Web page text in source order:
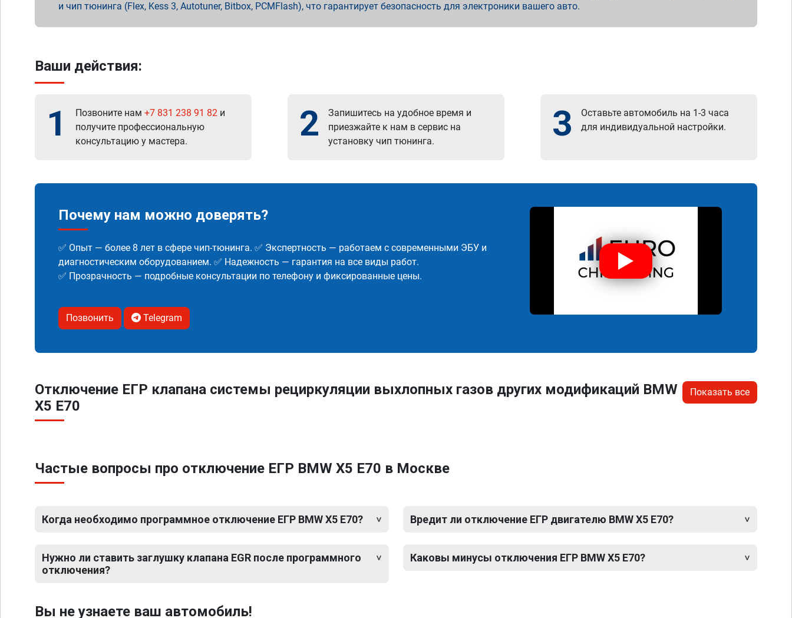
и чип тюнинга (Flex, Kess 3, Autotuner, Bitbox, PCMFlash), что гарантирует безопасность для электроники вашего авто.
Ваши действия:
1 Позвоните нам +7 831 238 91 82 и
получите профессиональную
консультацию у мастера.
2
Запишитесь на удобное время и
приезжайте к нам в сервис на
установку чип тюнинга.
3
Оставьте автомобиль на 1-3 часа
для индивидуальной настройки.
Почему нам можно доверять?
✅ Опыт — более 8 лет в сфере чип-тюнинга. ✅ Экспертность — работаем с современными ЭБУ и
диагностическим оборудованием. ✅ Надежность — гарантия на все виды работ.
✅ Прозрачность — подробные консультации по телефону и фиксированные цены.
Позвонить Telegram
Отключение ЕГР клапана системы рециркуляции выхлопных газов других модификаций BMW
X5 E70
Показать все
Частые вопросы про отключение ЕГР BMW X5 E70 в Москве
Когда необходимо программное отключение ЕГР BMW X5 E70?
Нужно ли ставить заглушку клапана EGR после программного
отключения?
Вредит ли отключение ЕГР двигателю BMW X5 E70?
Каковы минусы отключения ЕГР BMW X5 E70?
Вы не узнаете ваш автомобиль!